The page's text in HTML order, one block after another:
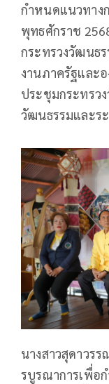
กำหนดแนวทาง
พุทธศักราช
กระทรวงวัฒนธ
งานภาครัฐและ
ประชุมกระทรว
วัฒนธรรมและร
นางสาวสุดาวร
รบูรณาการเพื่อ